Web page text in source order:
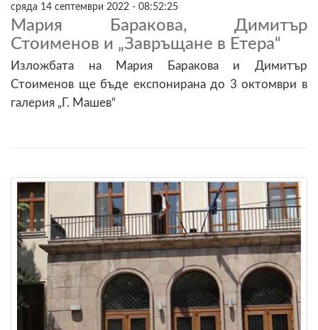
сряда 14 септември 2022 - 08:52:25
Мария Баракова, Димитър
Стоименов и „Завръщане в Етера“
Изложбата на Мария Баракова и Димитър
Стоименов ще бъде експонирана до 3 октомври в
галерия „Г. Машев“